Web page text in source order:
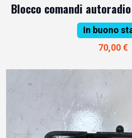
Blocco comandi
In buono
70,00 €